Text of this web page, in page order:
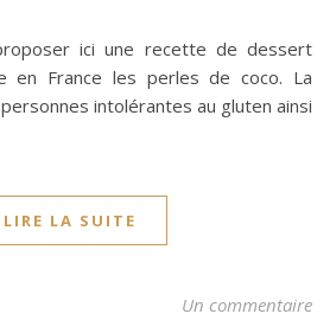
en France les perles de coco. La
intolérantes au gluten ainsi
LIRE LA SUITE
Un commentaire